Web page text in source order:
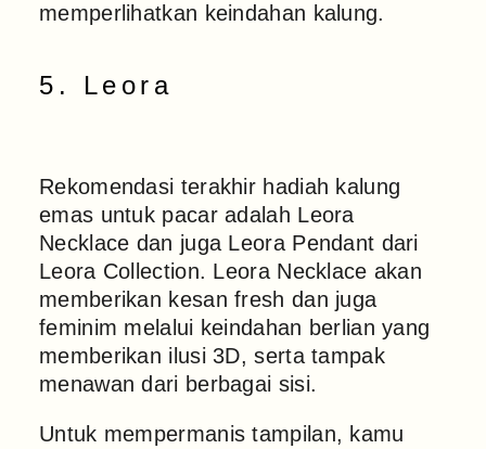
memperlihatkan keindahan kalung.
5. Leora
Rekomendasi terakhir hadiah kalung
emas untuk pacar adalah Leora
Necklace dan juga Leora Pendant dari
Leora Collection. Leora Necklace akan
memberikan kesan fresh dan juga
feminim melalui keindahan berlian yang
memberikan ilusi 3D, serta tampak
menawan dari berbagai sisi.
Untuk mempermanis tampilan, kamu